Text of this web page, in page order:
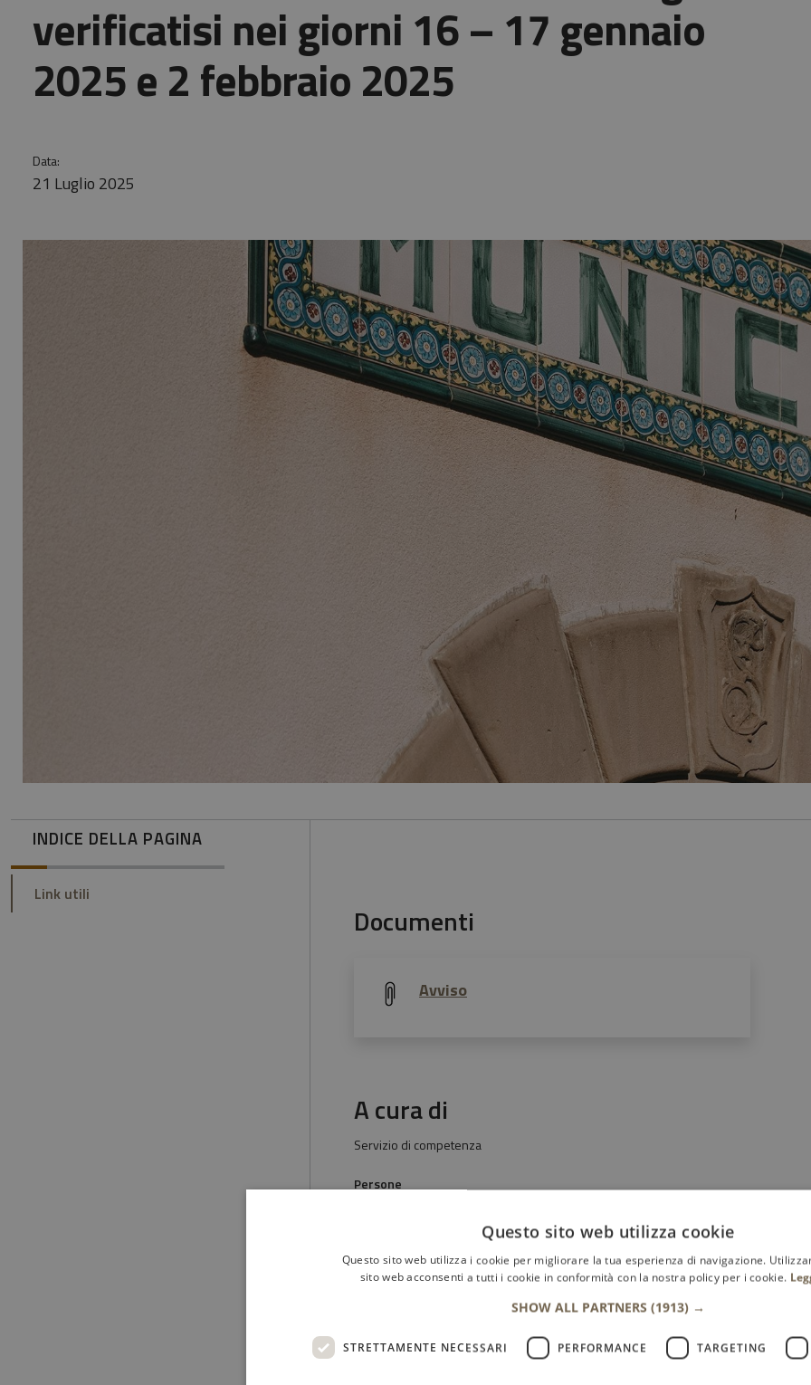
verificatisi nei giorni 16 – 17 gennaio
2025 e 2 febbraio 2025
Data:
21 Luglio 2025
INDICE DELLA PAGINA
Link utili
Documenti
Avviso
A cura di
Servizio di competenza
Persone
Link utili
Questo sito web utilizza cookie
Questo sito web utilizza i cookie per migliorare la tua esperienza di navigazione.
sito web acconsenti a tutti i cookie in conformità con la nostra policy per i cookie.
SHOW ALL PARTNERS (1913) →
STRETTAMENTE NECESSARI PERFORMANCE TARGETING